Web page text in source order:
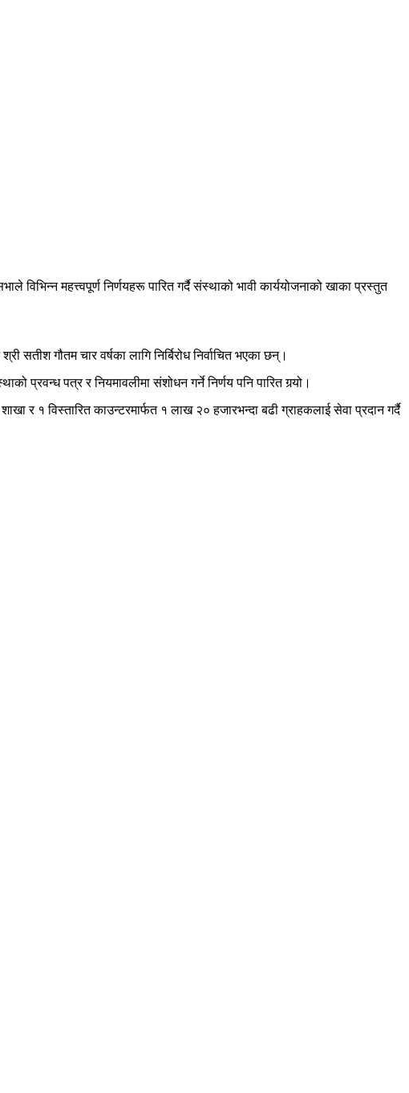
महत्त्वपूर्ण निर्णयहरू पारित गर्दै संस्थाको भावी कार्ययोजनाको खाका प्रस्तुत
गौतम चार वर्षका लागि निर्बिरोध निर्वाचित भएका छन्।
प्रवन्ध पत्र र नियमावलीमा संशोधन गर्ने निर्णय पनि पारित गर्‍यो।
र १ विस्तारित काउन्टरमार्फत १ लाख २० हजारभन्दा बढी ग्राहकलाई सेवा प्रदान गर्दै